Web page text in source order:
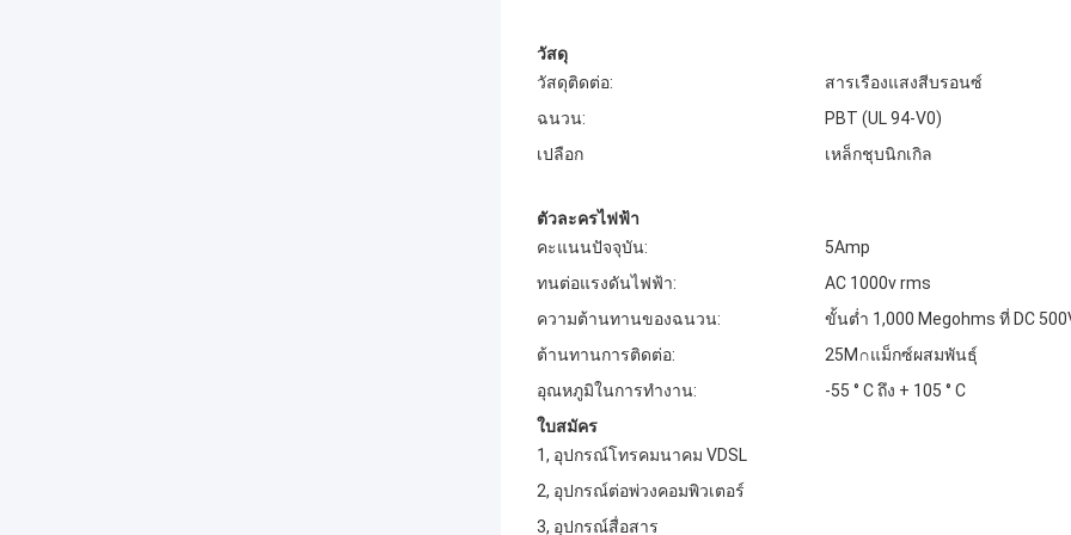
วัสดุ
วัสดุติดต่อ:
สารเรืองแสงสีบรอนซ์
ฉนวน:
PBT (UL 94-V0)
เปลือก
เหล็กชุบนิกเกิล
ตัวละครไฟฟ้า
คะแนนปัจจุบัน:
5Amp
ทนต่อแรงดันไฟฟ้า:
AC 1000v rms
ความต้านทานของฉนวน:
ขั้นต่ำ 1,000 Megohms ที่ DC
ต้านทานการติดต่อ:
25M∩แม็กซ์ผสมพันธุ์
อุณหภูมิในการทำงาน:
-55 ° C ถึง + 105 ° C
ใบสมัคร
1, อุปกรณ์โทรคมนาคม VDSL
2, อุปกรณ์ต่อพ่วงคอมพิวเตอร์
3, อุปกรณ์สื่อสาร